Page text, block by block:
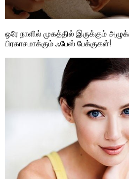
ஒரே நாளில் முகத்தில் இருக்கும்
பிரகாசமாக்கும் ஃபேஸ் பேக்குகள்!